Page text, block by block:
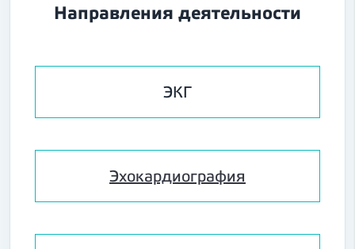
Направления деятельности
ЭКГ
Эхокардиография